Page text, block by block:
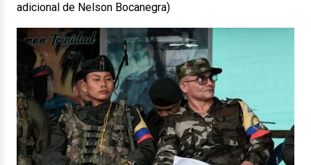
adicional de Nelson Bocanegra)